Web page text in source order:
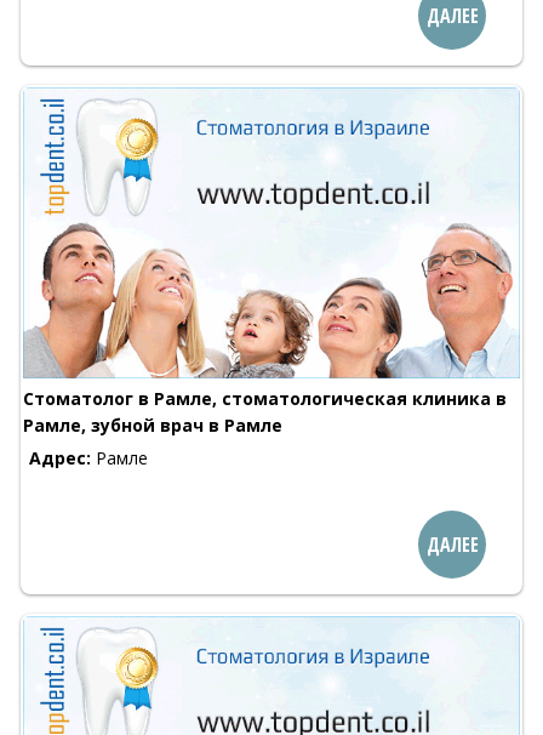
ДАЛЕЕ
Стоматолог в Рамле, стоматологическая клиника в
Рамле, зубной врач в Рамле
Адрес: Рамле
ДАЛЕЕ